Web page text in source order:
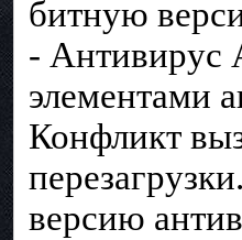
битную
- Антивирус
элементами
Конфликт
версию